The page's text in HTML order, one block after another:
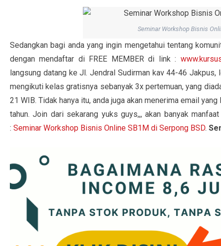
Seminar Workshop Bisnis
Sedangkan bagi anda yang ingin mengetahui tentang
dengan mendaftar di FREE MEMBER di link :
langsung datang ke Jl. Jendral Sudirman kav 44-46
mengikuti kelas gratisnya sebanyak 3x pertemuan, yang
21 WIB. Tidak hanya itu, anda juga akan menerima email
tahun. Join dari sekarang yuks guys,,, akan banyak
: Seminar Workshop Bisnis Online SB1M di Serpong BSD.